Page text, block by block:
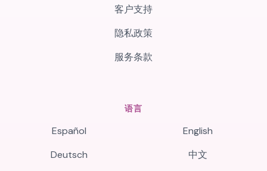
客户支持
隐私政策
服务条款
语言
Español
English
Deutsch
中文